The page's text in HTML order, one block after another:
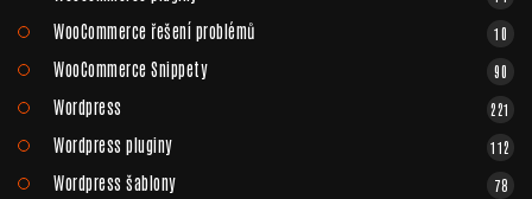
WooCommerce řešení problémů 10
WooCommerce Snippety 90
Wordpress 221
Wordpress pluginy 112
Wordpress šablony 78